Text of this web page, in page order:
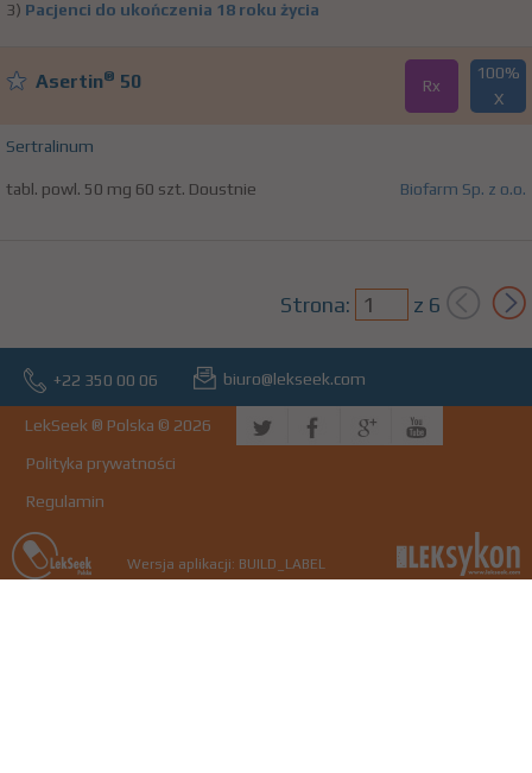
3) Pacjenci do ukończenia 18 roku życia
Asertin® 50 Rx
100%
X
Sertralinum
tabl. powl. 50 mg 60 szt. Doustnie Biofarm Sp. z o.o.
Strona: z 6
+22 350 00 06 biuro@lekseek.com
LekSeek ® Polska © 2026
Polityka prywatności
Regulamin
Wersja aplikacji: BUILD_LABEL